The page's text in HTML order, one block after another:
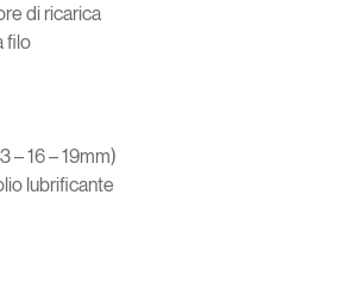
di ricarica
filo
– 16 – 19mm)
lubrificante